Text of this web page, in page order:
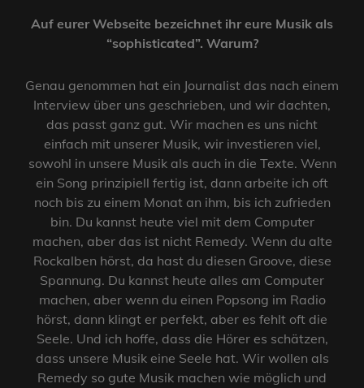
Auf eurer Webseite bezeichnet ihr eure Musik als
“sophisticated”. Warum?
Genau genommen hat ein Journalist das nach einem
Interview über uns geschrieben, und wir dachten,
das passt ganz gut. Wir machen es uns nicht
einfach mit unserer Musik, wir investieren viel,
sowohl in unsere Musik als auch in die Texte. Wenn
ein Song prinzipiell fertig ist, dann arbeite ich oft
noch bis zu einem Monat an ihm, bis ich zufrieden
bin. Du kannst heute viel mit dem Computer
machen, aber das ist nicht Remedy. Wenn du alte
Rockalben hörst, da hast du diesen Groove, diese
Spannung. Du kannst heute alles am Computer
machen, aber wenn du einen Popsong im Radio
hörst, dann klingt er perfekt, aber es fehlt oft die
Seele. Und ich hoffe, dass die Hörer es schätzen,
dass unsere Musik eine Seele hat. Wir wollen als
Remedy so gute Musik machen wie möglich und